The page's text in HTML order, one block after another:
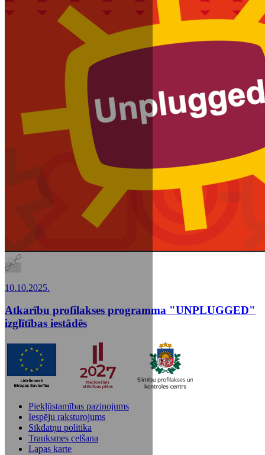
10.10.2025.
Atkarību profilakses programma "UNPLUGGED"
izglītības iestādēs
Piekļūstamības paziņojums
Iespēju raksturojums
Sīkdatņu politika
Trauksmes celšana
Lapas karte